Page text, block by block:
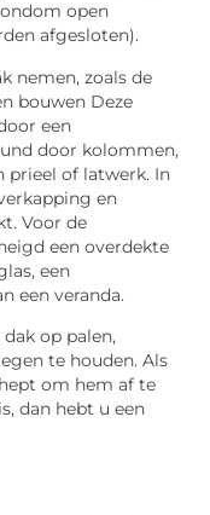
open
afgesloten).
nemen, zoals de
bouwen Deze
een
door kolommen,
prieel of latwerk. In
en
Voor de
een overdekte
een
een veranda.
op palen,
te houden. Als
om hem af te
dan hebt u een